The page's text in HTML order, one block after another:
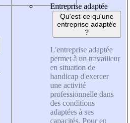
Entreprise adaptée
Qu'est-ce qu'une
entreprise adaptée
?
L'entreprise adaptée
permet à un travailleur
en situation de
handicap d'exercer
une activité
professionnelle dans
des conditions
adaptées à ses
capacités. Pour en